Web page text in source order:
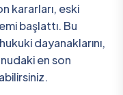
kararları, eski
başlattı. Bu
dayanaklarını,
en son